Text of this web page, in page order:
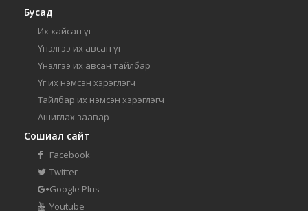
Бусад
Их хайсан үг
Үнэлгээ их авсан үг
Үнэлгээ их авсан тайлбар
Үг их нэмсэн хэрэглэгч
Тайлбар их нэмсэн хэрэглэгч
Ашиглах заавар
Сошиал сайт
Facebook
Twitter
Google Plus
Youtube